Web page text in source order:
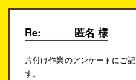
Re: 匿名 様
片付け作業のアンケートにご
す。